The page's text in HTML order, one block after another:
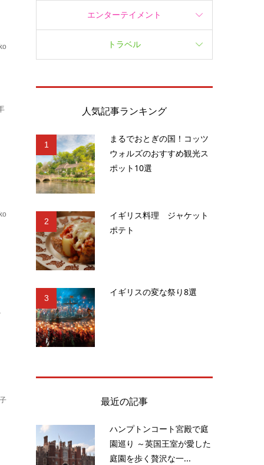
エンターテイメント
トラベル
人気記事ランキング
1
まるでおとぎの国！コッツ
ウォルズのおすすめ観光ス
ポット10選
2
イギリス料理 ジャケット
ポテト
3
イギリスの変な祭り8選
最近の記事
ハンプトンコート宮殿で庭
園巡り ～英国王室が愛した
庭園を歩く贅沢な一...